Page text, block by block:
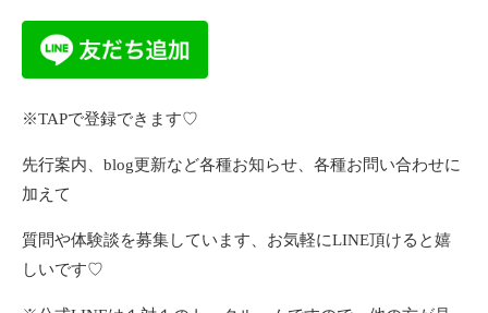
※TAPで登録できます♡
先行案内、blog更新など各種お知らせ、各種お問い合わせに
加えて
質問や体験談を募集しています、お気軽にLINE頂けると嬉
しいです♡